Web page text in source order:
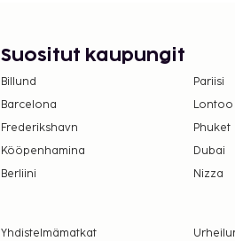
Suositut kaupungit
Billund Pariisi
Barcelona
Lontoo
Frederikshavn
Phuket
Kööpenhamina
Dubai
Berliini
Nizza
Yhdistelmämatkat